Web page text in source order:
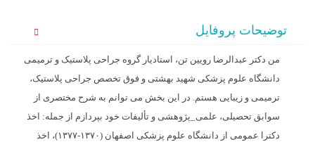
توضیحات پروفایل
من دکتر عبدالرضا رویین تن، استادیار گروه جراحی پلاستیک و ترمیمی
دانشگاه علوم پزشکی شهید بهشتی و فوق تخصص جراحی پلاستیک،
ترمیمی و زیبایی هستم. در این بخش می توانم به شرح مختصری از
سوابق تحصیلی، علمی_پژوهشی و تألیفات خود بپردازم از جمله: اخذ
دکترا عمومی از دانشگاه علوم پزشکی اصفهان (۱۳۷۰-۱۳۷۷)، اخذ